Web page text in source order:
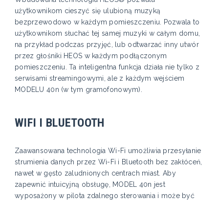
użytkownikom cieszyć się ulubioną muzyką
bezprzewodowo w każdym pomieszczeniu. Pozwala to
użytkownikom słuchać tej samej muzyki w całym domu,
na przykład podczas przyjęć, lub odtwarzać inny utwór
przez głośniki HEOS w każdym podłączonym
pomieszczeniu. Ta inteligentna funkcja działa nie tylko z
serwisami streamingowymi, ale z każdym wejściem
MODELU 40n (w tym gramofonowym).
WIFI I BLUETOOTH
Zaawansowana technologia Wi-Fi umożliwia przesyłanie
strumienia danych przez Wi-Fi i Bluetooth bez zakłóceń,
nawet w gęsto zaludnionych centrach miast. Aby
zapewnić intuicyjną obsługę, MODEL 40n jest
wyposażony w pilota zdalnego sterowania i może być